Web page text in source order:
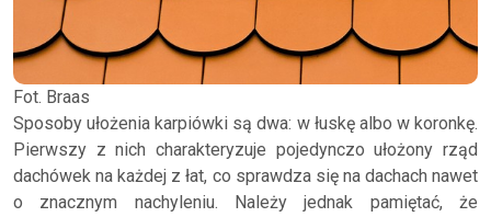
Fot. Braas
Sposoby ułożenia karpiówki są dwa: w łuskę albo w koronkę.
Pierwszy z nich charakteryzuje pojedynczo ułożony rząd
dachówek na każdej z łat, co sprawdza się na dachach nawet
o znacznym nachyleniu. Należy jednak pamiętać, że